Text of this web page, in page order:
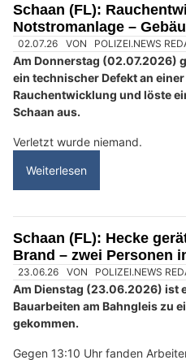
Schaan (FL):
Notstromanlage –
02.07.26 VON POLIZEI.NEWS
Am Donnerstag (02.07.2026)
ein technischer Defekt an
Rauchentwicklung und löste
Schaan aus.
Verletzt wurde niemand.
Weiterlesen
Schaan (FL): Hecke
Brand – zwei Personen
23.06.26 VON POLIZEI.NEWS
Am Dienstag (23.06.2026) ist
Bauarbeiten am Bahngleis zu
gekommen.
Gegen 13:10 Uhr fanden